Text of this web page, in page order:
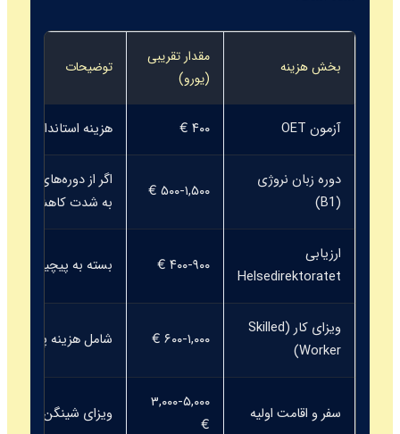
بخش هزینه
مقدار تقریبی
(یورو)
توضیحات
آزمون OET ۴۰۰ € هزینه استاندارد آزمون
دوره زبان نروژی
(B1)
۵۰۰-۱,۵۰۰ €
اگر از دوره‌های
به شدت کاهش
ارزیابی
Helsedirektoratet
۴۰۰-۹۰۰ € بسته به پیچیدگی
ویزای کار (Skilled
Worker)
۶۰۰-۱,۰۰۰ € شامل هزینه پردازش
سفر و اقامت اولیه
۳,۰۰۰-۵,۰۰۰
€
ویزای شینگن برای